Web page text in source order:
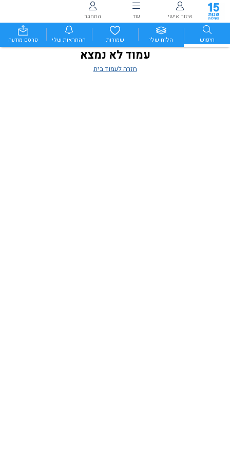
איזור אישי עוד התחבר
חיפוש הלוח שלי שמורות ההתראות שלי פרסם מודעה
עמוד לא נמצא
חזרה לעמוד בית